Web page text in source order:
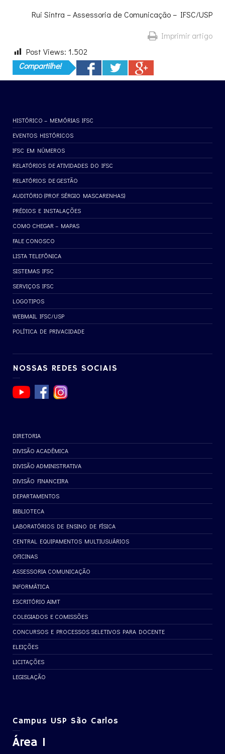
Rui Sintra – Assessoria de Comunicação – IFSC/USP
Imprimir artigo
Post Views: 1.502
Compartilhe!
HISTÓRICO – MEMÓRIAS IFSC
EVENTOS HISTÓRICOS
IFSC EM NÚMEROS
RELATÓRIOS DE ATIVIDADES DO IFSC
RELATÓRIOS DE GESTÃO
AUDITÓRIO (PROF. SÉRGIO MASCARENHAS)
PRÉDIOS E INSTALAÇÕES
COMO CHEGAR – MAPAS
FALE CONOSCO
LISTA TELEFÔNICA
SISTEMAS IFSC
SERVIÇOS IFSC
LOGOTIPOS
WEBMAIL IFSC/USP
POLÍTICA DE PRIVACIDADE
NOSSAS REDES SOCIAIS
DIRETORIA
DIVISÃO ACADÊMICA
DIVISÃO ADMINISTRATIVA
DIVISÃO FINANCEIRA
DEPARTAMENTOS
BIBLIOTECA
LABORATÓRIOS DE ENSINO DE FÍSICA
CENTRAL EQUIPAMENTOS MULTIUSUÁRIOS
OFICINAS
ASSESSORIA COMUNICAÇÃO
INFORMÁTICA
ESCRITÓRIO AIMT
COLEGIADOS E COMISSÕES
CONCURSOS E PROCESSOS SELETIVOS PARA DOCENTE
ELEIÇÕES
LICITAÇÕES
LEGISLAÇÃO
Campus USP São Carlos
Área 1